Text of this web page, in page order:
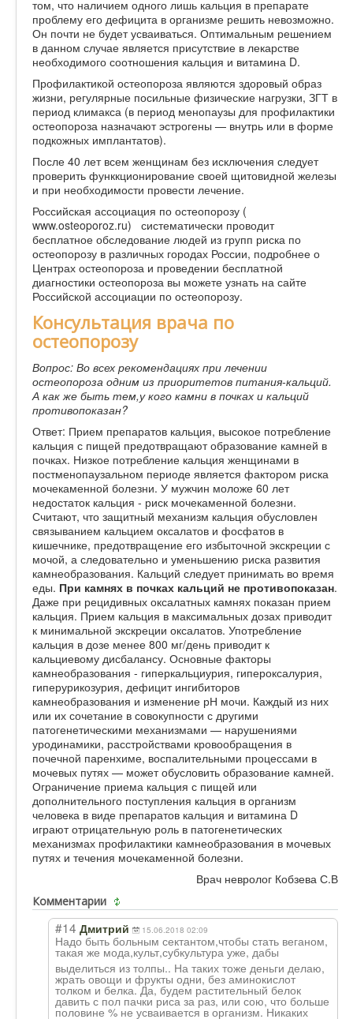
том, что наличием одного лишь кальция в препарате
проблему его дефицита в организме решить невозможно.
Он почти не будет усваиваться. Оптимальным решением
в данном случае является присутствие в лекарстве
необходимого соотношения кальция и витамина D.
Профилактикой остеопороза являются здоровый образ
жизни, регулярные посильные физические нагрузки, ЗГТ в
период климакса (в период менопаузы для профилактики
остеопороза назначают эстрогены — внутрь или в форме
подкожных имплантатов).
После 40 лет всем женщинам без исключения следует
проверить функкционирование своей щитовидной железы
и при необходимости провести лечение.
Российская ассоциация по остеопорозу (
www.osteoporoz.ru) систематически проводит
бесплатное обследование людей из групп риска по
остеопорозу в различных городах России, подробнее о
Центрах остеопороза и проведении бесплатной
диагностики остеопороза вы можете узнать на сайте
Российской ассоциации по остеопорозу.
Консультация врача по
остеопорозу
Вопрос: Во всех рекомендациях при лечении
остеопороза одним из приоритетов питания-кальций.
А как же быть тем,у кого камни в почках и кальций
противопоказан?
Ответ: Прием препаратов кальция, высокое потребление
кальция с пищей предотвращают образование камней в
почках. Низкое потребление кальция женщинами в
постменопаузальном периоде является фактором риска
мочекаменной болезни. У мужчин моложе 60 лет
недостаток кальция - риск мочекаменной болезни.
Считают, что защитный механизм кальция обусловлен
связыванием кальцием оксалатов и фосфатов в
кишечнике, предотвращение его избыточной экскреции с
мочой, а следовательно и уменьшению риска развития
камнеобразования. Кальций следует принимать во время
еды. При камнях в почках кальций не противопоказан.
Даже при рецидивных оксалатных камнях показан прием
кальция. Прием кальция в максимальных дозах приводит
к минимальной экскреции оксалатов. Употребление
кальция в дозе менее 800 мг/день приводит к
кальциевому дисбалансу. Основные факторы
камнеобразования - гиперкальциурия, гипероксалурия,
гиперурикозурия, дефицит ингибиторов
камнеобразования и изменение рН мочи. Каждый из них
или их сочетание в совокупности с другими
патогенетическими механизмами — нарушениями
уродинамики, расстройствами кровообращения в
почечной паренхиме, воспалительными процессами в
мочевых путях — может обусловить образование камней.
Ограничение приема кальция с пищей или
дополнительного поступления кальция в организм
человека в виде препаратов кальция и витамина D
играют отрицательную роль в патогенетических
механизмах профилактики камнеобразования в мочевых
путях и течения мочекаменной болезни.
Врач невролог Кобзева С.В
Комментарии
#14 Дмитрий 15.06.2018 02:09
Надо быть больным сектантом,чтобы стать веганом,
такая же мода,культ,субкультура уже, дабы
выделиться из толпы.. На таких тоже деньги делаю,
жрать овощи и фрукты одни, без аминокислот
толком и белка. Да, будем растительный белок
давить с пол пачки риса за раз, или сою, что больше
половине % не усваивается в организм. Никаких